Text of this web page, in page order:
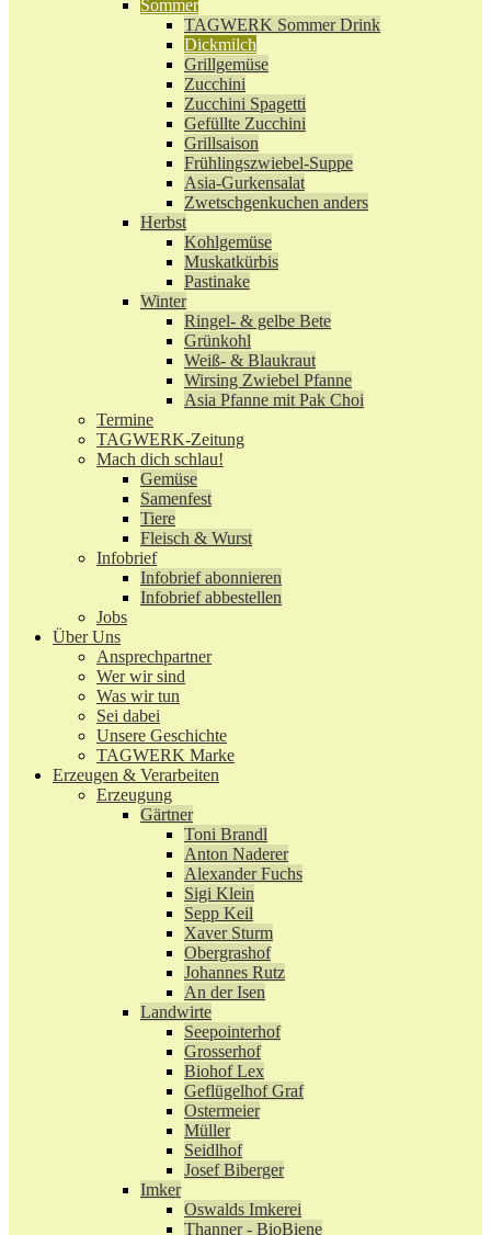
Sommer
TAGWERK Sommer Drink
Dickmilch
Grillgemüse
Zucchini
Zucchini Spagetti
Gefüllte Zucchini
Grillsaison
Frühlingszwiebel-Suppe
Asia-Gurkensalat
Zwetschgenkuchen anders
Herbst
Kohlgemüse
Muskatkürbis
Pastinake
Winter
Ringel- & gelbe Bete
Grünkohl
Weiß- & Blaukraut
Wirsing Zwiebel Pfanne
Asia Pfanne mit Pak Choi
Termine
TAGWERK-Zeitung
Mach dich schlau!
Gemüse
Samenfest
Tiere
Fleisch & Wurst
Infobrief
Infobrief abonnieren
Infobrief abbestellen
Jobs
Über Uns
Ansprechpartner
Wer wir sind
Was wir tun
Sei dabei
Unsere Geschichte
TAGWERK Marke
Erzeugen & Verarbeiten
Erzeugung
Gärtner
Toni Brandl
Anton Naderer
Alexander Fuchs
Sigi Klein
Sepp Keil
Xaver Sturm
Obergrashof
Johannes Rutz
An der Isen
Landwirte
Seepointerhof
Grosserhof
Biohof Lex
Geflügelhof Graf
Ostermeier
Müller
Seidlhof
Josef Biberger
Imker
Oswalds Imkerei
Thanner - BioBiene